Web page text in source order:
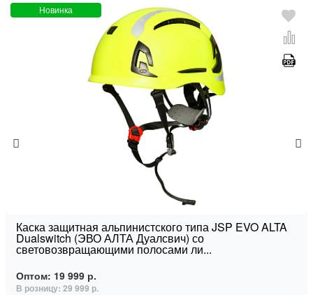
Новинка
Каска защитная альпинистского типа JSP EVO ALTA
Dualswitch (ЭВО АЛТА Дуалсвич) со
световозвращающими полосами ли...
Оптом: 19 999 р.
В розницу: 29 999 р.